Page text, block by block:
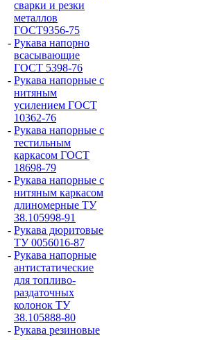
сварки и резки
металлов
ГОСТ9356-75
- Рукава напорно
всасывающие
ГОСТ 5398-76
- Рукава напорные с
нитяным
усилением ГОСТ
10362-76
- Рукава напорные с
тестильным
каркасом ГОСТ
18698-79
- Рукава напорные с
нитяным каркасом
длиномерные ТУ
38.105998-91
- Рукава дюритовые
ТУ 0056016-87
- Рукава напорные
антистатические
для топливо-
раздаточных
колонок ТУ
38.105888-80
- Рукава резиновые